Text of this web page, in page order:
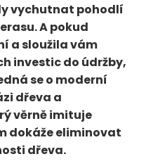
vychutnat pohodlí
A pokud
a sloužila vám
investic do údržby,
se o moderní
dřeva a
věrně imituje
dokáže eliminovat
dřeva.